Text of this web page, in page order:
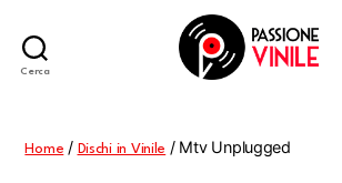
Cerca
Home / Dischi in Vinile / Mtv Unplugged